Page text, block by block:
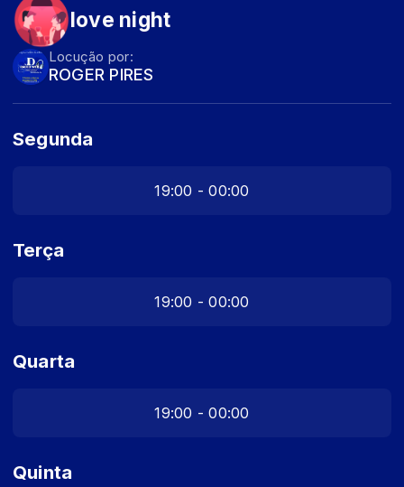
love night
Locução por:
ROGER PIRES
Segunda
19:00 - 00:00
Terça
19:00 - 00:00
Quarta
19:00 - 00:00
Quinta